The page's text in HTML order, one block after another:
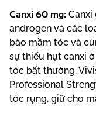
Canxi 60 mg:
androgen và các
bào mầm tóc và
sự thiếu hụt canxi
tóc bất thường.
Professional
tóc rụng, giữ cho